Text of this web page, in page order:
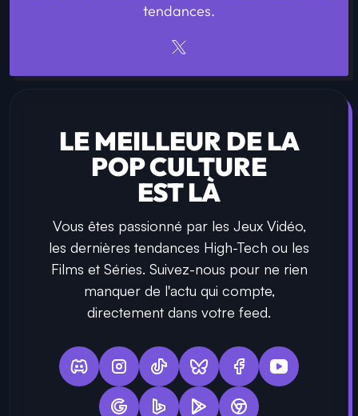
tendances.
LE MEILLEUR DE LA
POP CULTURE
EST LÀ
Vous êtes passionné par les Jeux Vidéo,
les dernières tendances High-Tech ou les
Films et Séries. Suivez-nous pour ne rien
manquer de l'actu qui compte,
directement dans votre feed.